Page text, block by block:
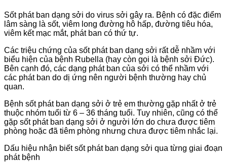
Sốt phát ban dạng sởi do virus sởi gây ra. Bệnh có đặc điểm
lâm sàng là sốt, viêm long đường hô hấp, đường tiêu hóa,
viêm kết mạc mắt, phát ban có thứ tự.
Các triệu chứng của sốt phát ban dạng sởi rất dễ nhầm với
biểu hiện của bệnh Rubella (hay còn gọi là bệnh sởi Đức).
Bên cạnh đó, các dạng phát ban của sởi có thể nhầm với
các phát ban do dị ứng nên người bệnh thường hay chủ
quan.
Bệnh sốt phát ban dạng sởi ở trẻ em thường gặp nhất ở trẻ
thuộc nhóm tuổi từ 6 – 36 tháng tuổi. Tuy nhiên, cũng có thể
gặp sốt phát ban dạng sởi ở người lớn do chưa được tiêm
phòng hoặc đã tiêm phòng nhưng chưa được tiêm nhắc lại.
Dấu hiệu nhận biết sốt phát ban dạng sởi qua từng giai đoạn
phát bệnh